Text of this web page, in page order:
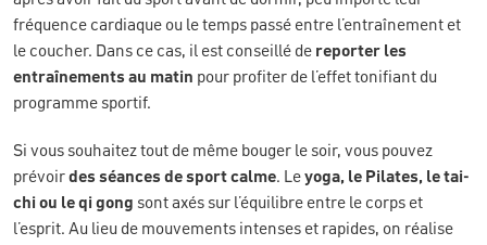
fréquence cardiaque ou le temps passé entre l’entraînement et
le coucher. Dans ce cas, il est conseillé de reporter les
entraînements au matin pour profiter de l’effet tonifiant du
programme sportif.
Si vous souhaitez tout de même bouger le soir, vous pouvez
prévoirdes séances de sport calme. Leyoga, le Pilates, le tai-
chi ou le qi gong sont axés sur l’équilibre entre le corps et
l’esprit. Au lieu de mouvements intenses et rapides, on réalise